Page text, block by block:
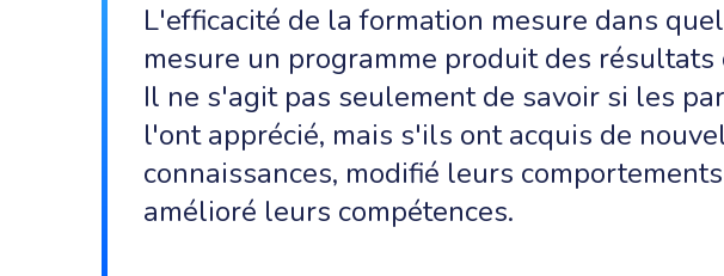
L'efficacité de la formation mesure dans
mesure un programme produit des résultats
Il ne s'agit pas seulement de savoir si les
l'ont apprécié, mais s'ils ont acquis de
connaissances, modifié leurs
amélioré leurs compétences.